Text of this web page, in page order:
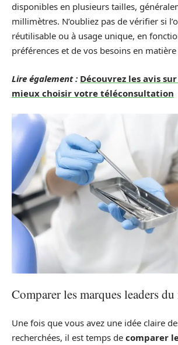
disponibles en plusieurs tailles,
millimètres. N’oubliez pas de vérifier si
réutilisable ou à usage unique, en
préférences et de vos besoins en
Lire également : Découvrez les avis
mieux choisir votre téléconsultation
Comparer les marques leaders du
Une fois que vous avez une idée claire
recherchées, il est temps de comparer